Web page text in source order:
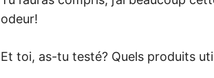
odeur!
Et toi, as-tu testé? Quels produits